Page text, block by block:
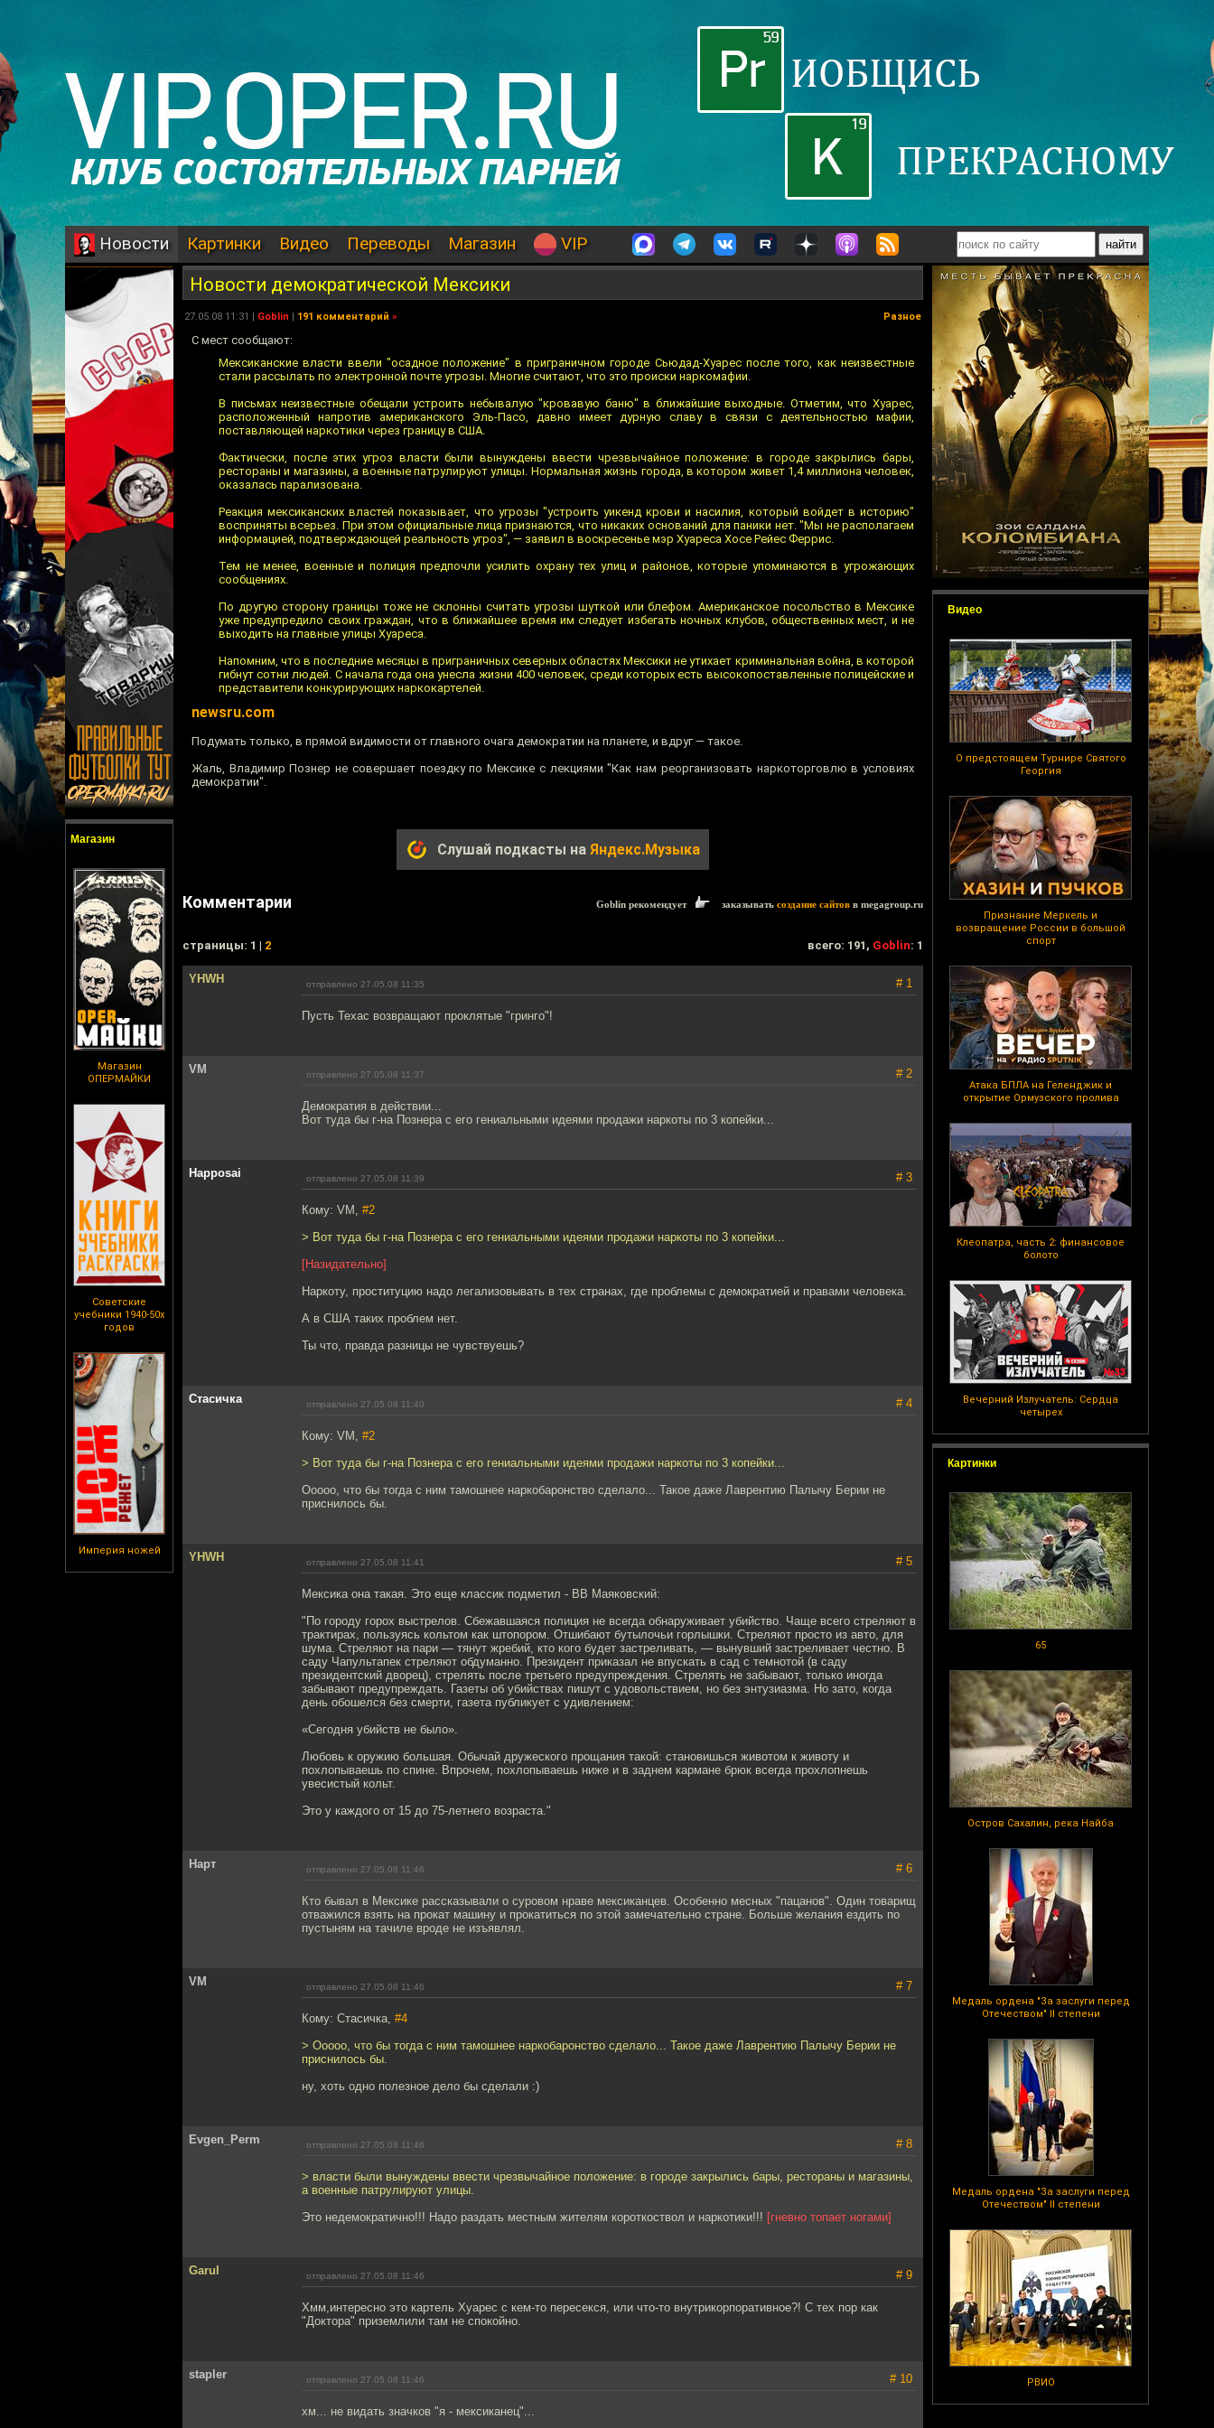
Новости Картинки Видео Переводы Магазин VIP
Магазин
Магазин
ОПЕРМАЙКИ
Советские
учебники 1940-50х
годов
Империя ножей
Видео
О предстоящем Турнире Святого
Георгия
Признание Меркель и
возвращение России в большой
спорт
Атака БПЛА на Геленджик и
открытие Ормузского пролива
Клеопатра, часть 2: финансовое
болото
Вечерний Излучатель: Сердца
четырех
Картинки
65
Остров Сахалин, река Найба
Медаль ордена "За заслуги перед
Отечеством" II степени
Медаль ордена "За заслуги перед
Отечеством" II степени
РВИО
Новости демократической Мексики
27.05.08 11:31 | Goblin | 191 комментарий » Разное
С мест сообщают:
Мексиканские власти ввели "осадное положение" в приграничном городе Сьюдад-Хуарес после того, как неизвестные
стали рассылать по электронной почте угрозы. Многие считают, что это происки наркомафии.
В письмах неизвестные обещали устроить небывалую "кровавую баню" в ближайшие выходные. Отметим, что Хуарес,
расположенный напротив американского Эль-Пасо, давно имеет дурную славу в связи с деятельностью мафии,
поставляющей наркотики через границу в США.
Фактически, после этих угроз власти были вынуждены ввести чрезвычайное положение: в городе закрылись бары,
рестораны и магазины, а военные патрулируют улицы. Нормальная жизнь города, в котором живет 1,4 миллиона человек,
оказалась парализована.
Реакция мексиканских властей показывает, что угрозы "устроить уикенд крови и насилия, который войдет в историю"
восприняты всерьез. При этом официальные лица признаются, что никаких оснований для паники нет. "Мы не располагаем
информацией, подтверждающей реальность угроз", — заявил в воскресенье мэр Хуареса Хосе Рейес Феррис.
Тем не менее, военные и полиция предпочли усилить охрану тех улиц и районов, которые упоминаются в угрожающих
сообщениях.
По другую сторону границы тоже не склонны считать угрозы шуткой или блефом. Американское посольство в Мексике
уже предупредило своих граждан, что в ближайшее время им следует избегать ночных клубов, общественных мест, и не
выходить на главные улицы Хуареса.
Напомним, что в последние месяцы в приграничных северных областях Мексики не утихает криминальная война, в которой
гибнут сотни людей. С начала года она унесла жизни 400 человек, среди которых есть высокопоставленные полицейские и
представители конкурирующих наркокартелей.
newsru.com
Подумать только, в прямой видимости от главного очага демократии на планете, и вдруг — такое.
Жаль, Владимир Познер не совершает поездку по Мексике с лекциями "Как нам реорганизовать наркоторговлю в условиях
демократии".
Слушай подкасты на Яндекс.Музыка
Комментарии Goblin рекомендует заказывать создание сайтов в megagroup.ru
cтраницы: 1 | 2 всего: 191, Goblin: 1
YHWH отправлено 27.05.08 11:35 # 1
Пусть Техас возвращают проклятые "гринго"!
VM отправлено 27.05.08 11:37 # 2
Демократия в действии...
Вот туда бы г-на Познера с его гениальными идеями продажи наркоты по 3 копейки...
Happosai отправлено 27.05.08 11:39 # 3
Кому: VM, #2
> Вот туда бы г-на Познера с его гениальными идеями продажи наркоты по 3 копейки...
[Назидательно]
Наркоту, проституцию надо легализовывать в тех странах, где проблемы с демократией и правами человека.
А в США таких проблем нет.
Ты что, правда разницы не чувствуешь?
Стасичка отправлено 27.05.08 11:40 # 4
Кому: VM, #2
> Вот туда бы г-на Познера с его гениальными идеями продажи наркоты по 3 копейки...
Ооооо, что бы тогда с ним тамошнее наркобаронство сделало... Такое даже Лаврентию Палычу Берии не
приснилось бы.
YHWH отправлено 27.05.08 11:41 # 5
Мексика она такая. Это еще классик подметил - ВВ Маяковский:
"По городу горох выстрелов. Сбежавшаяся полиция не всегда обнаруживает убийство. Чаще всего стреляют в
трактирах, пользуясь кольтом как штопором. Отшибают бутылочьи горлышки. Стреляют просто из авто, для
шума. Стреляют на пари — тянут жребий, кто кого будет застреливать, — вынувший застреливает честно. В
саду Чапультапек стреляют обдуманно. Президент приказал не впускать в сад с темнотой (в саду
президентский дворец), стрелять после третьего предупреждения. Стрелять не забывают, только иногда
забывают предупреждать. Газеты об убийствах пишут с удовольствием, но без энтузиазма. Но зато, когда
день обошелся без смерти, газета публикует с удивлением:
«Сегодня убийств не было».
Любовь к оружию большая. Обычай дружеского прощания такой: становишься животом к животу и
похлопываешь по спине. Впрочем, похлопываешь ниже и в заднем кармане брюк всегда прохлопнешь
увесистый кольт.
Это у каждого от 15 до 75-летнего возраста."
Нарт отправлено 27.05.08 11:46 # 6
Кто бывал в Мексике рассказывали о суровом нраве мексиканцев. Особенно месных "пацанов". Один товарищ
отважился взять на прокат машину и прокатиться по этой замечательно стране. Больше желания ездить по
пустыням на тачиле вроде не изъявлял.
VM отправлено 27.05.08 11:46 # 7
Кому: Стасичка, #4
> Ооооо, что бы тогда с ним тамошнее наркобаронство сделало... Такое даже Лаврентию Палычу Берии не
приснилось бы.
ну, хоть одно полезное дело бы сделали :)
Evgen_Perm отправлено 27.05.08 11:46 # 8
> власти были вынуждены ввести чрезвычайное положение: в городе закрылись бары, рестораны и магазины,
а военные патрулируют улицы.
Это недемократично!!! Надо раздать местным жителям короткоствол и наркотики!!! [гневно топает ногами]
Garul отправлено 27.05.08 11:46 # 9
Хмм,интересно это картель Хуарес с кем-то пересекся, или что-то внутрикорпоративное?! С тех пор как
"Доктора" приземлили там не спокойно.
stapler отправлено 27.05.08 11:46 # 10
хм... не видать значков "я - мексиканец"...